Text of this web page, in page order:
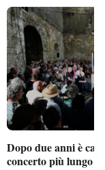
Dopo due anni è
concerto più lungo